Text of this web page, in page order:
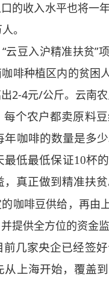
的收入水平也将一
。
豆入沪精准扶贫”项
啡种植区内的贫困
2-4元/公斤。云南
每个农户都卖原料
年咖啡的数量是多
最低最低保证10杯
真正做到精准扶贫
啡豆供给，再由上
提供全方位的资金
前几家央企已经签
从上海开始，覆盖